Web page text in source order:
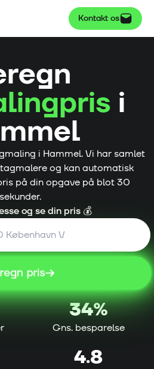
Kontakt os
i
i Hammel. Vi har samlet
og kan automatisk
på din opgave på blot 30
sekunder.
og se din pris 💰
pris
34%
Gns. besparelse
4.8